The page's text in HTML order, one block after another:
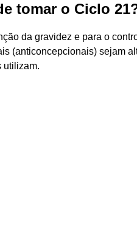
tomar o Ciclo
da gravidez e para o
(anticoncepcionais) sejam
utilizam.